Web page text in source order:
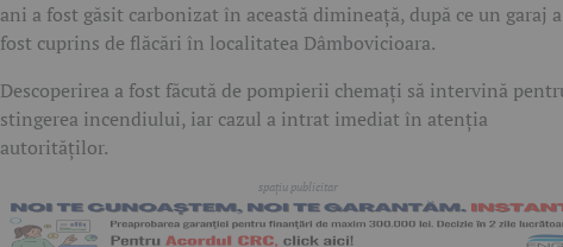
ani a fost găsit carbonizat în această dimineață, după ce un garaj a
fost cuprins de flăcări în localitatea Dâmbovicioara.
Descoperirea a fost făcută de pompierii chemați să intervină
stingerea incendiului, iar cazul a intrat imediat în atenția
autorităților.